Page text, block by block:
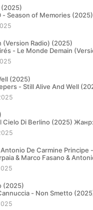
(2025)
(Version Radio) (2025)
(2025)
De Carmine
(2025)